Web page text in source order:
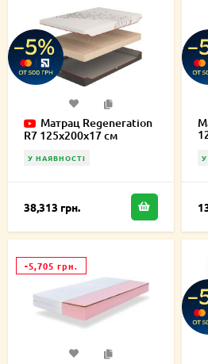
Матрац Regeneration
R7 125х200х17 см
У НАЯВНОСТІ
38,313 грн.
-5,705 грн.